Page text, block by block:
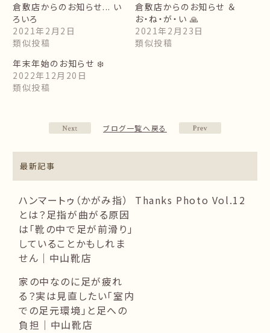
倉敷店からのお知らせ... い
ろいろ
2021年2月2日
類似投稿
倉敷店からのお知らせ ＆
お・ね・が・い 🙏
2021年2月23日
類似投稿
年末年始のお知らせ ❄️
2022年12月20日
類似投稿
ブログ一覧へ戻る
最新記事
ハンマートゥ（かがみ指）
とは？足指が曲がる原因
は「靴の中で足が前滑り」
していることかもしれま
せん｜中山靴店
Thanks Photo Vol.12
家の中なのに足が疲れ
る？実は見直したい「室内
での足元環境」と足への
負担｜中山靴店